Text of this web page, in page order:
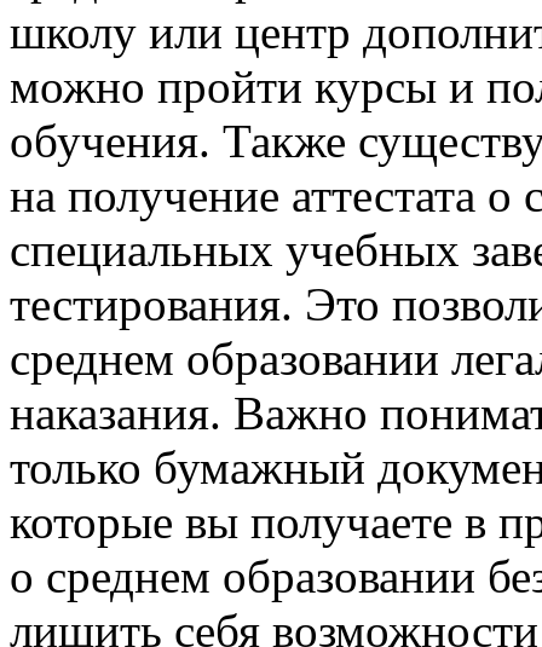
школу или центр
можно пройти курсы и
обучения. Также
на получение аттестата
специальных учебных
тестирования. Это
среднем образовании
наказания. Важно
только бумажный
которые вы получаете в
о среднем образовании
лишить себя возможности